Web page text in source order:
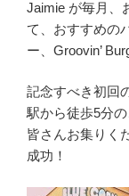
Jaimie が毎月、
て、おすすめの
ー、Groovin’
記念すべき初回
駅から徒歩5分の
皆さんお集りく
成功！